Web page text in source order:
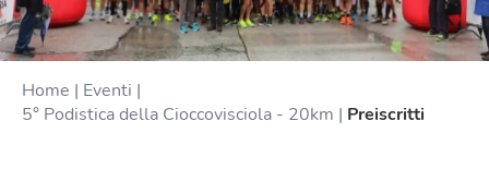
Home | Eventi |
5° Podistica della Cioccovisciola - 20km | Preiscritti